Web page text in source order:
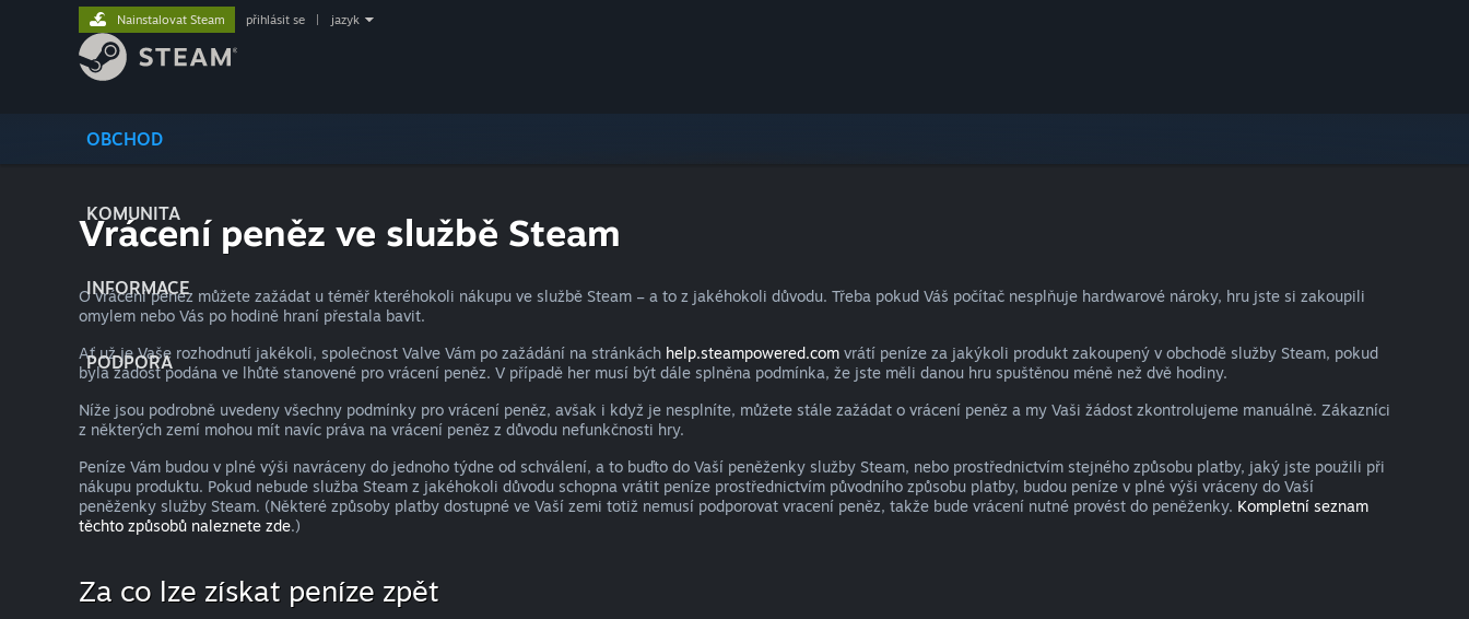
OBCHOD
KOMUNITA
INFORMACE
PODPORA
Nainstalovat Steam přihlásit se jazyk
Vrácení peněz ve službě Steam
O vrácení peněz můžete zažádat u téměř kteréhokoli nákupu ve službě Steam – a to z jakéhokoli důvodu. Třeba pokud Váš počítač nesplňuje hardwarové nároky, hru jste si zakoupili
omylem nebo Vás po hodině hraní přestala bavit.
Ať už je Vaše rozhodnutí jakékoli, společnost Valve Vám po zažádání na stránkách help.steampowered.com vrátí peníze za jakýkoli produkt zakoupený v obchodě služby Steam, pokud
byla žádost podána ve lhůtě stanovené pro vrácení peněz. V případě her musí být dále splněna podmínka, že jste měli danou hru spuštěnou méně než dvě hodiny.
Níže jsou podrobně uvedeny všechny podmínky pro vrácení peněz, avšak i když je nesplníte, můžete stále zažádat o vrácení peněz a my Vaši žádost zkontrolujeme manuálně. Zákazníci
z některých zemí mohou mít navíc práva na vrácení peněz z důvodu nefunkčnosti hry.
Peníze Vám budou v plné výši navráceny do jednoho týdne od schválení, a to buďto do Vaší peněženky služby Steam, nebo prostřednictvím stejného způsobu platby, jaký jste použili při
nákupu produktu. Pokud nebude služba Steam z jakéhokoli důvodu schopna vrátit peníze prostřednictvím původního způsobu platby, budou peníze v plné výši vráceny do Vaší
peněženky služby Steam. (Některé způsoby platby dostupné ve Vaší zemi totiž nemusí podporovat vracení peněz, takže bude vrácení nutné provést do peněženky. Kompletní seznam
těchto způsobů naleznete zde.)
Za co lze získat peníze zpět